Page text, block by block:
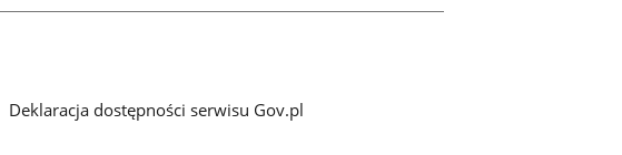
Deklaracja dostępności serwisu Gov.pl